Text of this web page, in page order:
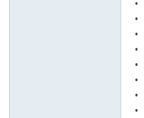
•
•
•
•
•
•
•
•